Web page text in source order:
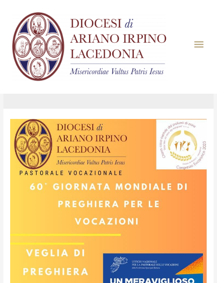
Giorno:23 Aprile
2023